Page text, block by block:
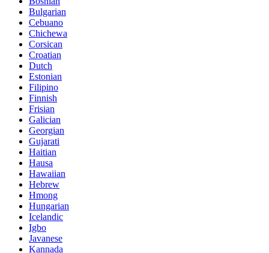
Bulgarian
Cebuano
Chichewa
Corsican
Croatian
Dutch
Estonian
Filipino
Finnish
Frisian
Galician
Georgian
Gujarati
Haitian
Hausa
Hawaiian
Hebrew
Hmong
Hungarian
Icelandic
Igbo
Javanese
Kannada